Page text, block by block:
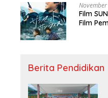
Film
Film
Berita Pendidikan